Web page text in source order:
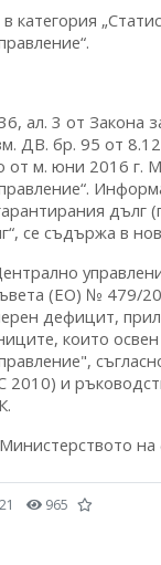
категория
ал. 3 от Закона
ДВ. бр. 95 от
от м. юни 2016 г.
дълг
се съдържа в
(ЕО) № 479/
дефицит,
които
2010) и
на
965